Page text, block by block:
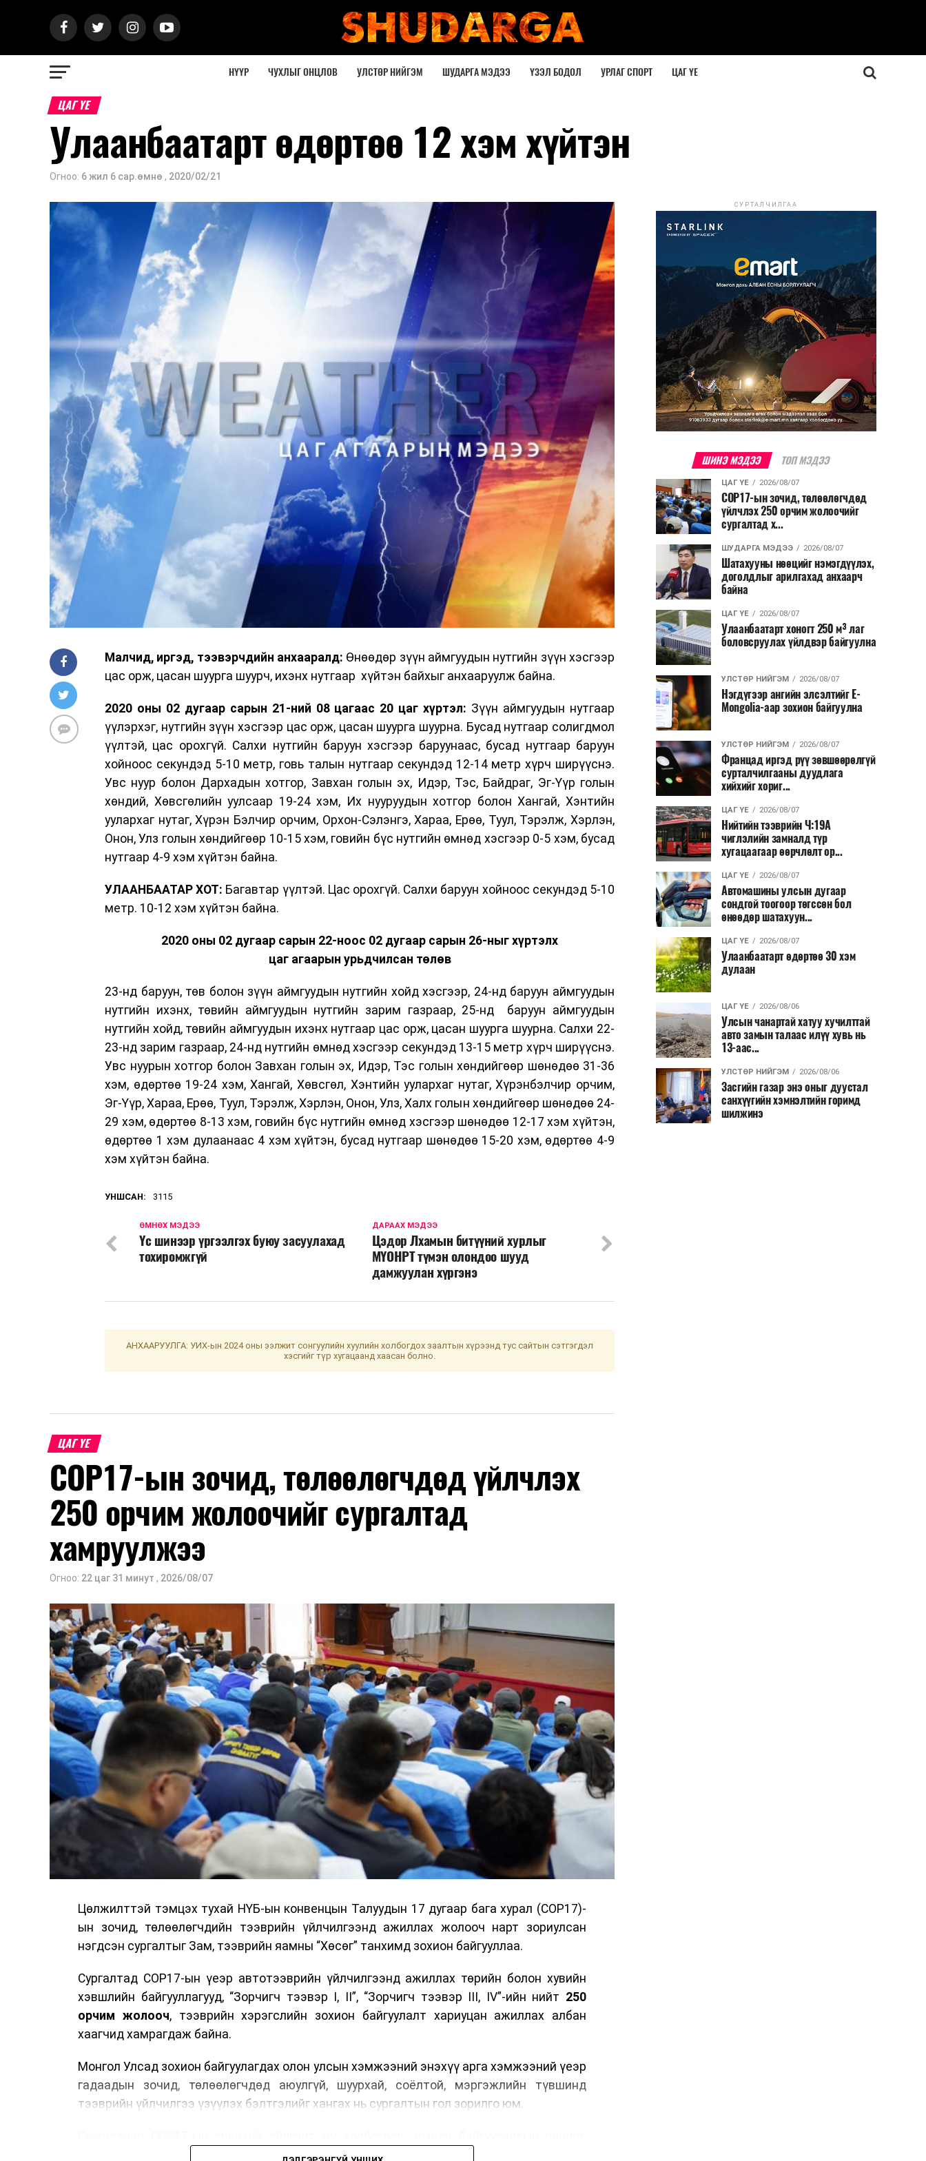
НҮҮР ЧУХЛЫГ ОНЦЛОВ УЛСТӨР НИЙГЭМ ШУДАРГА МЭДЭЭ ҮЗЭЛ БОДОЛ УРЛАГ СПОРТ ЦАГ ҮЕ
ЦАГ ҮЕ
Улаанбаатарт өдөртөө 12 хэм хүйтэн
Огноо: 6 жил 6 сар.өмнө , 2020/02/21
Малчид, иргэд, тээвэрчдийн анхааралд: Өнөөдөр зүүн аймгуудын нутгийн зүүн хэсгээр
цас орж, цасан шуурга шуурч, ихэнх нутгаар хүйтэн байхыг анхааруулж байна.
2020 оны 02 дугаар сарын 21-ний 08 цагаас 20 цаг хүртэл: Зүүн аймгуудын нутгаар
үүлэрхэг, нутгийн зүүн хэсгээр цас орж, цасан шуурга шуурна. Бусад нутгаар солигдмол
үүлтэй, цас орохгүй. Салхи нутгийн баруун хэсгээр баруунаас, бусад нутгаар баруун
хойноос секундэд 5-10 метр, говь талын нутгаар секундэд 12-14 метр хүрч ширүүснэ.
Увс нуур болон Дархадын хотгор, Завхан голын эх, Идэр, Тэс, Байдраг, Эг-Үүр голын
хөндий, Хөвсгөлийн уулсаар 19-24 хэм, Их нууруудын хотгор болон Хангай, Хэнтийн
уулархаг нутаг, Хүрэн Бэлчир орчим, Орхон-Сэлэнгэ, Хараа, Ерөө, Туул, Тэрэлж, Хэрлэн,
Онон, Улз голын хөндийгөөр 10-15 хэм, говийн бүс нутгийн өмнөд хэсгээр 0-5 хэм, бусад
нутгаар 4-9 хэм хүйтэн байна.
УЛААНБААТАР ХОТ: Багавтар үүлтэй. Цас орохгүй. Салхи баруун хойноос секундэд 5-10
метр. 10-12 хэм хүйтэн байна.
2020 оны 02 дугаар сарын 22-ноос 02 дугаар сарын 26-ныг хүртэлх
цаг агаарын урьдчилсан төлөв
23-нд баруун, төв болон зүүн аймгуудын нутгийн хойд хэсгээр, 24-нд баруун аймгуудын
нутгийн ихэнх, төвийн аймгуудын нутгийн зарим газраар, 25-нд баруун аймгуудын
нутгийн хойд, төвийн аймгуудын ихэнх нутгаар цас орж, цасан шуурга шуурна. Салхи 22-
23-нд зарим газраар, 24-нд нутгийн өмнөд хэсгээр секундэд 13-15 метр хүрч ширүүснэ.
Увс нуурын хотгор болон Завхан голын эх, Идэр, Тэс голын хөндийгөөр шөнөдөө 31-36
хэм, өдөртөө 19-24 хэм, Хангай, Хөвсгөл, Хэнтийн уулархаг нутаг, Хүрэнбэлчир орчим,
Эг-Үүр, Хараа, Ерөө, Туул, Тэрэлж, Хэрлэн, Онон, Улз, Халх голын хөндийгөөр шөнөдөө 24-
29 хэм, өдөртөө 8-13 хэм, говийн бүс нутгийн өмнөд хэсгээр шөнөдөө 12-17 хэм хүйтэн,
өдөртөө 1 хэм дулаанаас 4 хэм хүйтэн, бусад нутгаар шөнөдөө 15-20 хэм, өдөртөө 4-9
хэм хүйтэн байна.
УНШСАН: 3115
ДАРААХ МЭДЭЭ
Цэдор Лхамын битүүний хурлыг
МҮОНРТ түмэн олондоо шууд
дамжуулан хүргэнэ
ӨМНӨХ МЭДЭЭ
Үс шинээр үргээлгэх буюу засуулахад
тохиромжгүй
АНХААРУУЛГА: УИХ-ын 2024 оны ээлжит сонгуулийн хуулийн холбогдох заалтын хүрээнд тус сайтын сэтгэгдэл
хэсгийг түр хугацаанд хаасан болно.
ЦАГ ҮЕ
COP17-ын зочид, төлөөлөгчдөд үйлчлэх
250 орчим жолоочийг сургалтад
хамруулжээ
Огноо: 22 цаг 31 минут , 2026/08/07
Цөлжилттэй тэмцэх тухай НҮБ-ын конвенцын Талуудын 17 дугаар бага хурал (COP17)-
ын зочид, төлөөлөгчдийн тээврийн үйлчилгээнд ажиллах жолооч нарт зориулсан
нэгдсэн сургалтыг Зам, тээврийн яамны “Хөсөг” танхимд зохион байгууллаа.
Сургалтад COP17-ын үеэр автотээврийн үйлчилгээнд ажиллах төрийн болон хувийн
хэвшлийн байгууллагууд, “Зорчигч тээвэр I, II”, “Зорчигч тээвэр III, IV”-ийн нийт 250
орчим жолооч, тээврийн хэрэгслийн зохион байгуулалт хариуцан ажиллах албан
хаагчид хамрагдаж байна.
Монгол Улсад зохион байгуулагдах олон улсын хэмжээний энэхүү арга хэмжээний үеэр
гадаадын зочид, төлөөлөгчдөд аюулгүй, шуурхай, соёлтой, мэргэжлийн түвшинд
тээврийн үйлчилгээ үзүүлэх бэлтгэлийг хангах нь сургалтын гол зорилго юм.
зочид, төлөөлөгчдийн ангилал, үйлчилгээний стандарт, жолооч нарын үүрэг
СУРТАЛЧИЛГАА
ШИНЭ МЭДЭЭ ТОП МЭДЭЭ
ЦАГ ҮЕ 2026/08/07
COP17-ын зочид, төлөөлөгчдөд
үйлчлэх 250 орчим жолоочийг
сургалтад х...
ШУДАРГА МЭДЭЭ 2026/08/07
Шатахууны нөөцийг нэмэгдүүлэх,
доголдлыг арилгахад анхаарч
байна
ЦАГ ҮЕ 2026/08/07
Улаанбаатарт хоногт 250 м³ лаг
боловсруулах үйлдвэр байгуулна
УЛСТӨР НИЙГЭМ 2026/08/07
Нэгдүгээр ангийн элсэлтийг E-
Mongolia-аар зохион байгуулна
УЛСТӨР НИЙГЭМ 2026/08/07
Францад иргэд рүү зөвшөөрөлгүй
сурталчилгааны дуудлага
хийхийг хориг...
ЦАГ ҮЕ 2026/08/07
Нийтийн тээврийн Ч:19А
чиглэлийн замналд түр
хугацаагаар өөрчлөлт ор...
ЦАГ ҮЕ 2026/08/07
Автомашины улсын дугаар
сондгой тоогоор төгссөн бол
өнөөдөр шатахуун...
ЦАГ ҮЕ 2026/08/07
Улаанбаатарт өдөртөө 30 хэм
дулаан
ЦАГ ҮЕ 2026/08/06
Улсын чанартай хатуу хучилттай
авто замын талаас илүү хувь нь
13-аас...
УЛСТӨР НИЙГЭМ 2026/08/06
Засгийн газар энэ оныг дуустал
санхүүгийн хэмнэлтийн горимд
шилжинэ